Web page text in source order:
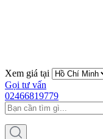
Xem giá tại
Gọi tư vấn
02466819779